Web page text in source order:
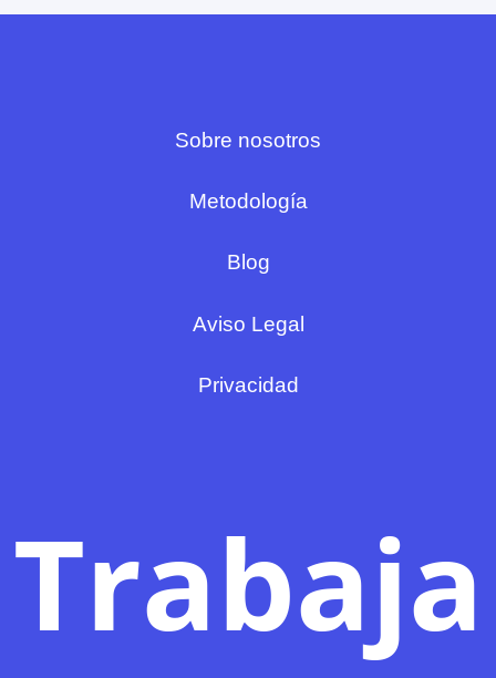
Sobre nosotros
Metodología
Blog
Aviso Legal
Privacidad
Trabaja